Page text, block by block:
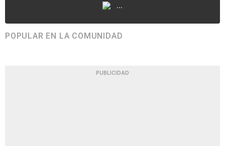
...
POPULAR EN LA COMUNIDAD
PUBLICIDAD